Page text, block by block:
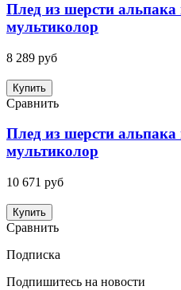
Плед из шерсти
мультиколор
8 289 руб
Купить
Сравнить
Плед из шерсти
мультиколор
10 671 руб
Купить
Сравнить
Подписка
Подпишитесь на новости